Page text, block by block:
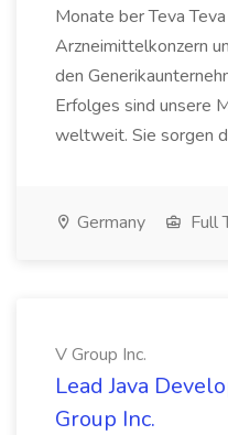
Monate ber Teva
Arzneimittelkonzern
den
Erfolges sind unsere
weltweit. Sie sorgen
Germany Full
V Group Inc.
Lead Java
Group Inc.